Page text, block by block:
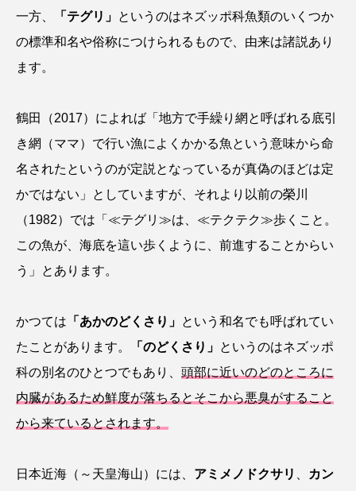
カクレクマノミ カゴカマス カジカ
カタボシイワシ
カレイ カワウソ カワハギ
カワバタモロコ カワムツ ガラ・ルファ
キジハタ キス キチヌ キヌバリ
キビナゴ キュウリエソ キンメダイ
クサガメ クジラ クニマス クマノミ
クモギンポ クラゲ クルマエビ
クロスジギンポ クロソイ クロダイ
グラミー グルクン ケブカガニ ケラ
一方、 「テグリ」 というのはネズッポ科魚類のいくつか
の標準和名や俗称につけられるもので、由来は諸説あり
ます。
鶴田（2017）によれば「地方で手繰り網と呼ばれる底引
き網（ママ）で行い漁によくかかる魚という意味から命
名されたというのが定説となっているが真偽のほどは定
かではない」としていますが、それより以前の榮川
（1982）では「≪テグリ≫は、≪テクテク≫歩くこと。
この魚が、海底を這い歩くように、前進することからい
う」とあります。
かつては 「あかのどくさり」 という和名でも呼ばれてい
たことがあります。
「のどくさり」 というのはネズッポ
科の別名のひとつでもあり、 頭部に近いのどのところに
内臓があるため鮮度が落ちるとそこから悪臭がすること
から来ているとされます。
日本近海（～天皇海山）には、 アミメノドクサリ
カン